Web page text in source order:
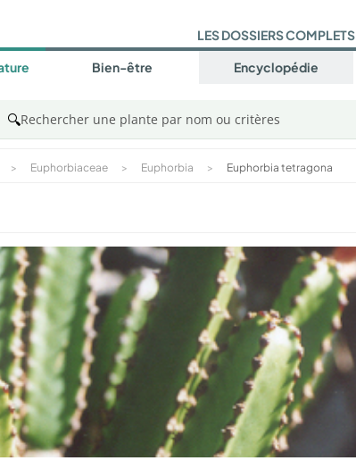
LES DOSSIERS COMPLETS
Bien-être Encyclopédie
🔍Rechercher une plante par nom ou critères
> Euphorbiaceae > Euphorbia > Euphorbia tetragona